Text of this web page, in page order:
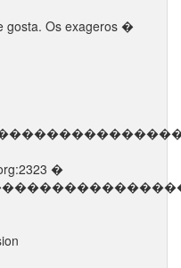
gosta. Os exageros �
�